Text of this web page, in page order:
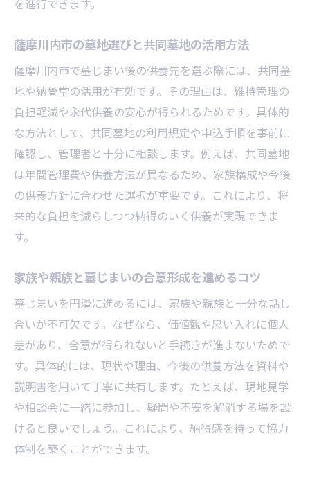
墓石撤去や火葬料金の内訳を徹底解説
鹿児島市の墓じまい補助金情報も参考に
見積もり比較で失敗しない墓じまい費用管
理
必要な書類と行政手続きの進め方ガイド
墓じまいに必要な書類と事前準備リスト
薩摩川内市改葬許可申請書の入手と書き方
行政手続きで役立つポイントや注意点
改葬許可申請時に求められる添付書類とは
永代供養墓や納骨堂の選び方と注意点
永代供養墓と納骨堂それぞれの特徴比較
薩摩川内市納骨堂の利用条件と選定基準
墓じまい後の遺骨の安置先選びのコツ
費用や立地から考える永代供養墓の選び方
納骨堂利用時の注意点と事前確認事項
改葬先としての共同墓地の選び方とポイン
ト
を進行できます。
薩摩川内市の墓地選びと共同墓地の活用方法
薩摩川内市で墓じまい後の供養先を選ぶ際には、共同墓
地や納骨堂の活用が有効です。その理由は、維持管理の
負担軽減や永代供養の安心が得られるためです。具体的
な方法として、共同墓地の利用規定や申込手順を事前に
確認し、管理者と十分に相談します。例えば、共同墓地
は年間管理費や供養方法が異なるため、家族構成や今後
の供養方針に合わせた選択が重要です。これにより、将
来的な負担を減らしつつ納得のいく供養が実現できま
す。
家族や親族と墓じまいの合意形成を進めるコツ
墓じまいを円滑に進めるには、家族や親族と十分な話し
合いが不可欠です。なぜなら、価値観や思い入れに個人
差があり、合意が得られないと手続きが進まないためで
す。具体的には、現状や理由、今後の供養方法を資料や
説明書を用いて丁寧に共有します。たとえば、現地見学
や相談会に一緒に参加し、疑問や不安を解消する場を設
けると良いでしょう。これにより、納得感を持って協力
体制を築くことができます。